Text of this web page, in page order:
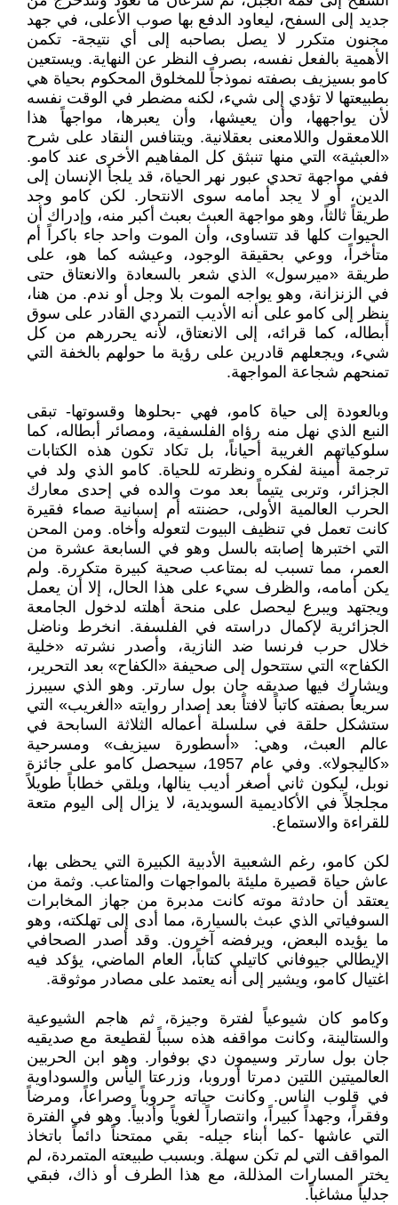
جديد إلى السفح، ليعاود الدفع بها صوب الأعلى، في جهد
مجنون متكرر لا يصل بصاحبه إلى أي نتيجة- تكمن
الأهمية بالفعل نفسه، بصرف النظر عن النهاية. ويستعين
كامو بسيزيف بصفته نموذجاً للمخلوق المحكوم بحياة هي
بطبيعتها لا تؤدي إلى شيء، لكنه مضطر في الوقت نفسه
لأن يواجهها، وأن يعيشها، وأن يعبرها، مواجهاً هذا
اللامعقول واللامعنى بعقلانية. ويتنافس النقاد على شرح
«العبثية» التي منها تنبثق كل المفاهيم الأخرى عند كامو.
ففي مواجهة تحدي عبور نهر الحياة، قد يلجأ الإنسان إلى
الدين، أو لا يجد أمامه سوى الانتحار. لكن كامو وجد
طريقاً ثالثاً، وهو مواجهة العبث بعبث أكبر منه، وإدراك أن
الحيوات كلها قد تتساوى، وأن الموت واحد جاء باكراً أم
متأخراً، ووعي بحقيقة الوجود، وعيشه كما هو، على
طريقة «ميرسول» الذي شعر بالسعادة والانعتاق حتى
في الزنزانة، وهو يواجه الموت بلا وجل أو ندم. من هنا،
ينظر إلى كامو على أنه الأديب التمردي القادر على سوق
أبطاله، كما قرائه، إلى الانعتاق، لأنه يحررهم من كل
شيء، ويجعلهم قادرين على رؤية ما حولهم بالخفة التي
تمنحهم شجاعة المواجهة.
وبالعودة إلى حياة كامو، فهي -بحلوها وقسوتها- تبقى
النبع الذي نهل منه رؤاه الفلسفية، ومصائر أبطاله، كما
سلوكياتهم الغريبة أحياناً، بل تكاد تكون هذه الكتابات
ترجمة أمينة لفكره ونظرته للحياة. كامو الذي ولد في
الجزائر، وتربى يتيماً بعد موت والده في إحدى معارك
الحرب العالمية الأولى، حضنته أم إسبانية صماء فقيرة
كانت تعمل في تنظيف البيوت لتعوله وأخاه. ومن المحن
التي اختبرها إصابته بالسل وهو في السابعة عشرة من
العمر، مما تسبب له بمتاعب صحية كبيرة متكررة. ولم
يكن أمامه، والظرف سيء على هذا الحال، إلا أن يعمل
ويجتهد ويبرع ليحصل على منحة أهلته لدخول الجامعة
الجزائرية لإكمال دراسته في الفلسفة. انخرط وناضل
خلال حرب فرنسا ضد النازية، وأصدر نشرته «خلية
الكفاح» التي ستتحول إلى صحيفة «الكفاح» بعد التحرير،
ويشارك فيها صديقه جان بول سارتر. وهو الذي سيبرز
سريعاً بصفته كاتباً لافتاً بعد إصدار روايته «الغريب» التي
ستشكل حلقة في سلسلة أعماله الثلاثة السابحة في
عالم العبث، وهي: «أسطورة سيزيف» ومسرحية
«كاليجولا». وفي عام 1957، سيحصل كامو على جائزة
نوبل، ليكون ثاني أصغر أديب ينالها، ويلقي خطاباً طويلاً
مجلجلاً في الأكاديمية السويدية، لا يزال إلى اليوم متعة
للقراءة والاستماع.
لكن كامو، رغم الشعبية الأدبية الكبيرة التي يحظى بها،
عاش حياة قصيرة مليئة بالمواجهات والمتاعب. وثمة من
يعتقد أن حادثة موته كانت مدبرة من جهاز المخابرات
السوفياتي الذي عبث بالسيارة، مما أدى إلى تهلكته، وهو
ما يؤيده البعض، ويرفضه آخرون. وقد أصدر الصحافي
الإيطالي جيوفاني كاتيلي كتاباً، العام الماضي، يؤكد فيه
اغتيال كامو، ويشير إلى أنه يعتمد على مصادر موثوقة.
وكامو كان شيوعياً لفترة وجيزة، ثم هاجم الشيوعية
والستالينة، وكانت مواقفه هذه سبباً لقطيعة مع صديقيه
جان بول سارتر وسيمون دي بوفوار. وهو ابن الحربين
العالميتين اللتين دمرتا أوروبا، وزرعتا اليأس والسوداوية
في قلوب الناس. وكانت حياته حروباً وصراعاً، ومرضاً
وفقراً، وجهداً كبيراً، وانتصاراً لغوياً وأدبياً. وهو في الفترة
التي عاشها -كما أبناء جيله- بقي ممتحناً دائماً باتخاذ
المواقف التي لم تكن سهلة. وبسبب طبيعته المتمردة، لم
يختر المسارات المذللة، مع هذا الطرف أو ذاك، فبقي
جدلياً مشاغباً.